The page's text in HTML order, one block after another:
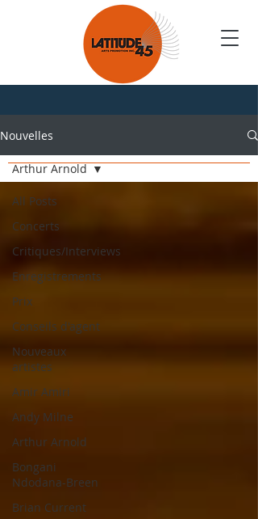
Nouvelles
Nouvelles
All Posts
Concerts
Critiques/Interviews
Enregistrements
Prix
Conseils d'agent
Nouveaux
artistes
Amir Amiri
Andy Milne
Arthur Arnold
Bongani
Ndodana-Breen
Brian Current
Arthur Arnold